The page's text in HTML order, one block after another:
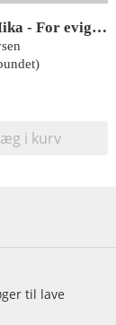
Jas & Mika - For evigt forelsket
i kurv
til lave